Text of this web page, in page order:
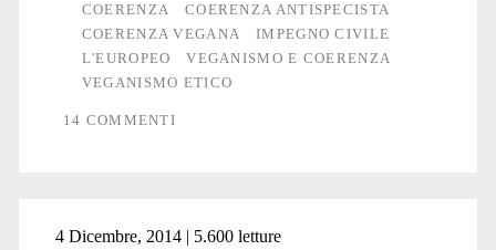
bisogna
cominciare
COERENZA
COERENZA ANTISPECISTA
COERENZA VEGANA
IMPEGNO CIVILE
L'EUROPEO
VEGANISMO E COERENZA
VEGANISMO ETICO
14 COMMENTI
4 Dicembre, 2014 | 5.600 letture